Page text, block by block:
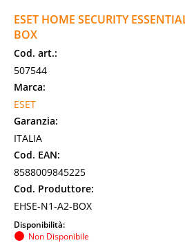
ESET HOME SECURITY
BOX
Cod. art.:
507544
Marca:
ESET
Garanzia:
ITALIA
Cod. EAN:
8588009845225
Cod. Produttore:
EHSE-N1-A2-BOX
Disponibilità:
Non Disponibile